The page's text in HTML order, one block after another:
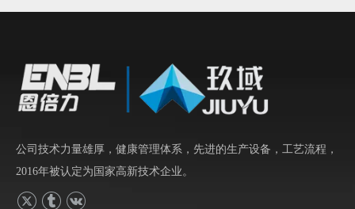
公司技术力量雄厚，健康管理体系，先进的生产设备，工艺流程，
2016年被认定为国家高新技术企业。